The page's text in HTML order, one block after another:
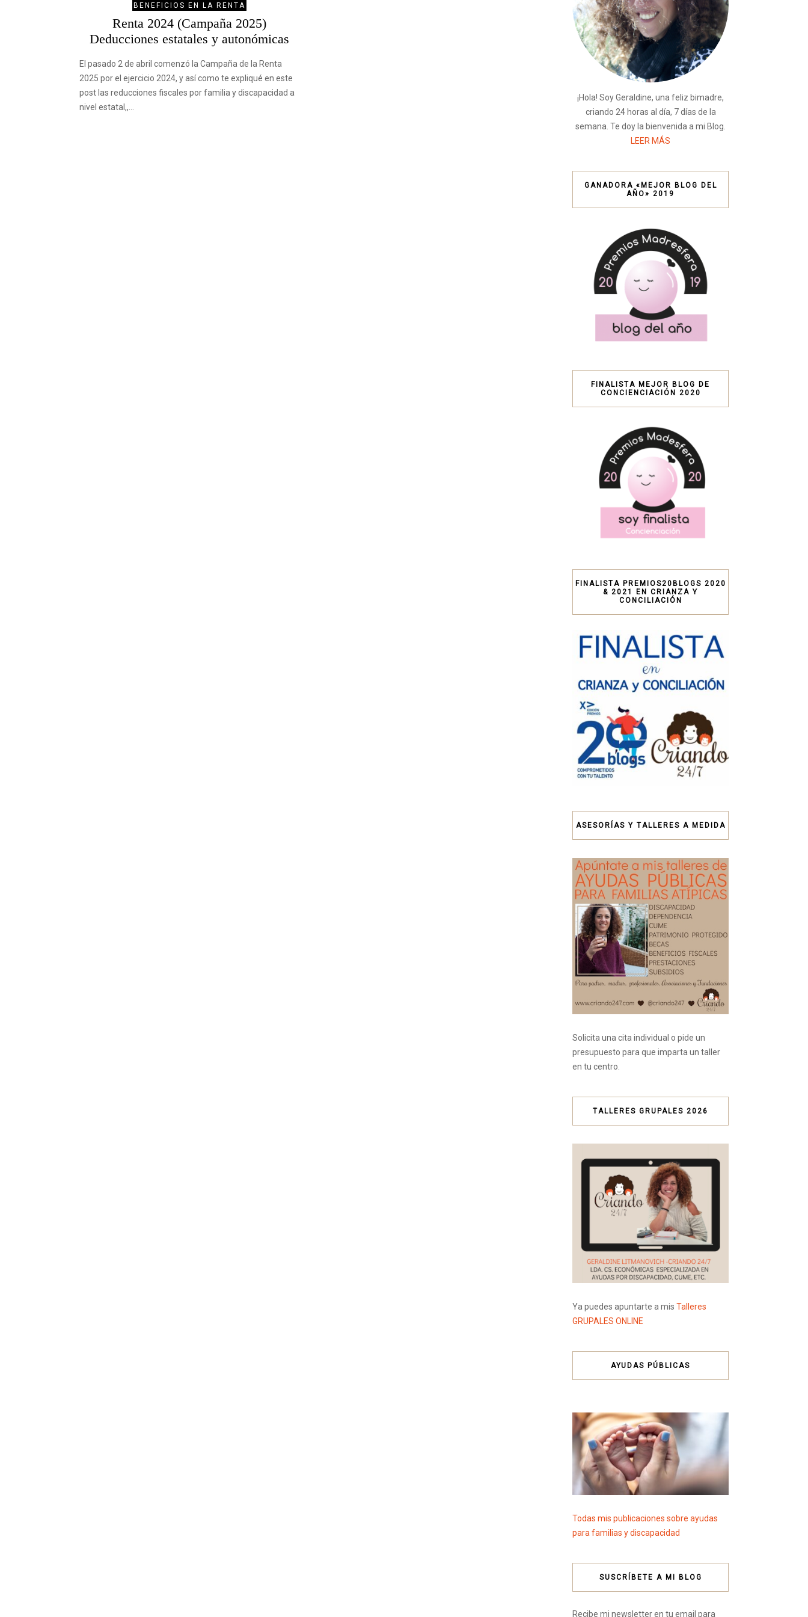
BENEFICIOS EN LA RENTA
Renta 2024 (Campaña 2025)
Deducciones estatales y autonómicas
El pasado 2 de abril comenzó la Campaña de la Renta
2025 por el ejercicio 2024, y así como te expliqué en este
post las reducciones fiscales por familia y discapacidad a
nivel estatal,,…
¡Hola! Soy Geraldine, una feliz bimadre,
criando 24 horas al día, 7 días de la
semana. Te doy la bienvenida a mi Blog.
LEER MÁS
GANADORA «MEJOR BLOG DEL
AÑO» 2019
FINALISTA MEJOR BLOG DE
CONCIENCIACIÓN 2020
FINALISTA PREMIOS20BLOGS 2020
& 2021 EN CRIANZA Y
CONCILIACIÓN
ASESORÍAS Y TALLERES A MEDIDA
Solicita una cita individual o pide un
presupuesto para que imparta un taller
en tu centro.
TALLERES GRUPALES 2026
Ya puedes apuntarte a mis Talleres
GRUPALES ONLINE
AYUDAS PÚBLICAS
Todas mis publicaciones sobre ayudas
para familias y discapacidad
SUSCRÍBETE A MI BLOG
Recibe mi newsletter en tu email para